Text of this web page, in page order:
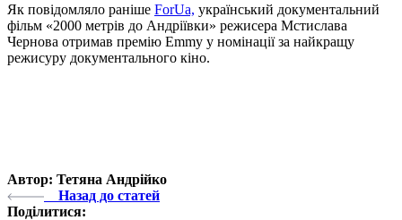
Як повідомляло раніше ForUa, український документальний
фільм «2000 метрів до Андріївки» режисера Мстислава
Чернова отримав премію Emmy у номінації за найкращу
режисуру документального кіно.
Автор: Тетяна Андрійко
Назад до статей
Поділитися: